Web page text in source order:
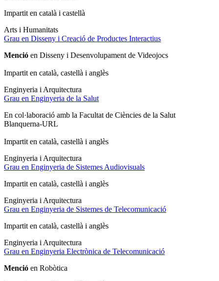
Impartit en català i castellà
Arts i Humanitats
Grau en Disseny i Creació de Productes Interactius
Menció en Disseny i Desenvolupament de Videojocs
Impartit en català, castellà i anglès
Enginyeria i Arquitectura
Grau en Enginyeria de la Salut
En col·laboració amb la Facultat de Ciències de la Salut
Blanquerna-URL
Impartit en català, castellà i anglès
Enginyeria i Arquitectura
Grau en Enginyeria de Sistemes Audiovisuals
Impartit en català, castellà i anglès
Enginyeria i Arquitectura
Grau en Enginyeria de Sistemes de Telecomunicació
Impartit en català, castellà i anglès
Enginyeria i Arquitectura
Grau en Enginyeria Electrònica de Telecomunicació
Menció en Robòtica